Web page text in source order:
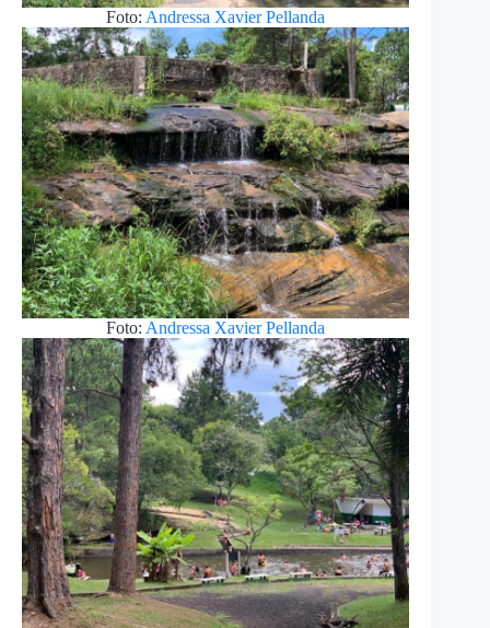
Foto: Andressa Xavier Pellanda
Foto: Andressa Xavier Pellanda